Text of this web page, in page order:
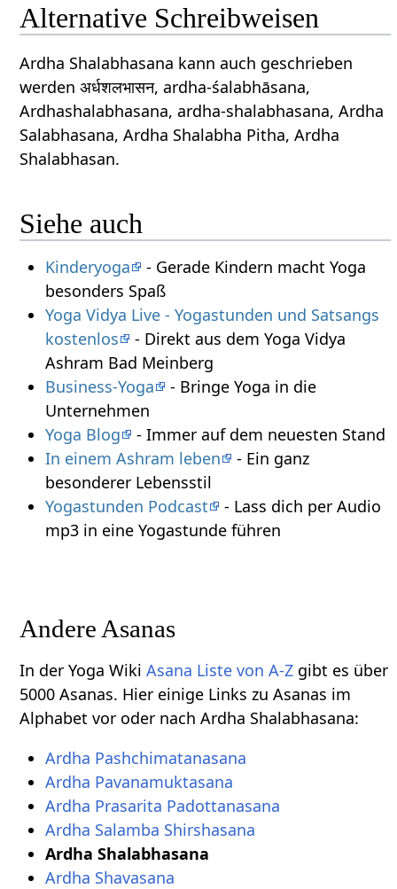
Alternative Schreibweisen
Ardha Shalabhasana kann auch geschrieben
werden अर्धशलभासन, ardha-śalabhāsana,
Ardhashalabhasana, ardha-shalabhasana, Ardha
Salabhasana, Ardha Shalabha Pitha, Ardha
Shalabhasan.
Siehe auch
Kinderyoga
- Gerade Kindern macht Yoga
besonders Spaß
Yoga Vidya Live - Yogastunden und Satsangs
kostenlos
- Direkt aus dem Yoga Vidya
Ashram Bad Meinberg
Business-Yoga
- Bringe Yoga in die
Unternehmen
Yoga Blog
- Immer auf dem neuesten Stand
In einem Ashram leben
- Ein ganz
besonderer Lebensstil
Yogastunden Podcast
- Lass dich per Audio
mp3 in eine Yogastunde führen
Andere Asanas
In der Yoga WikiAsana Liste von A-Z gibt es über
5000 Asanas. Hier einige Links zu Asanas im
Alphabet vor oder nach Ardha Shalabhasana:
Ardha Pashchimatanasana
Ardha Pavanamuktasana
Ardha Prasarita Padottanasana
Ardha Salamba Shirshasana
Ardha Shalabhasana
Ardha Shavasana